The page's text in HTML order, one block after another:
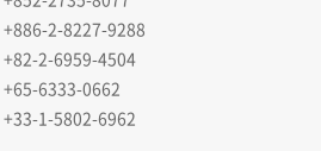
+886-2-8227-9288
+82-2-6959-4504
+65-6333-0662
+33-1-5802-6962